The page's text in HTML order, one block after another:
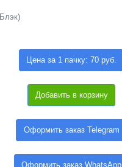
Цена за 1 пачку: 70 руб.
Добавить в корзину
Оформить заказ Telegram
Оформить заказ WhatsApp